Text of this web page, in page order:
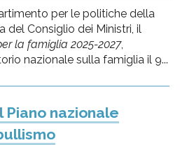
per le politiche della
del Consiglio dei Ministri, il
la famiglia 2025-2027,
nazionale sulla famiglia il 9...
Piano nazionale